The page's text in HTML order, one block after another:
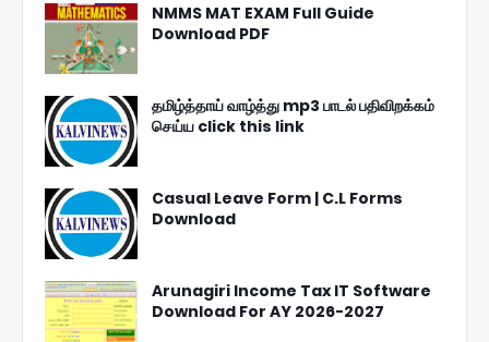
NMMS MAT EXAM Full Guide
Download PDF
தமிழ்த்தாய் வாழ்த்து mp3 பாடல் பதிவிறக்கம்
செய்ய click this link
Casual Leave Form | C.L Forms
Download
Arunagiri Income Tax IT Software
Download For AY 2026-2027